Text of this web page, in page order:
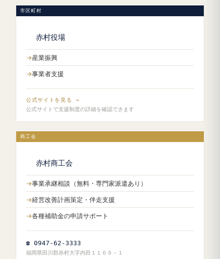
市区町村
赤村役場
産業振興
事業者支援
公式サイトを見る →
公式サイトで支援制度の詳細を確認できます
商工会
赤村商工会
事業承継相談（無料・専門家派遣あり）
経営改善計画策定・伴走支援
各種補助金の申請サポート
☎ 0947-62-3333
福岡県田川郡赤村大字内田１１６６－１